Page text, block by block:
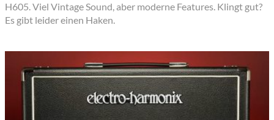
H605. Viel Vintage Sound, aber moderne Features. Klingt gut?
Es gibt leider einen Haken.